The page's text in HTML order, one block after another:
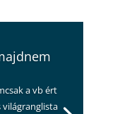
a vb ért
világranglista